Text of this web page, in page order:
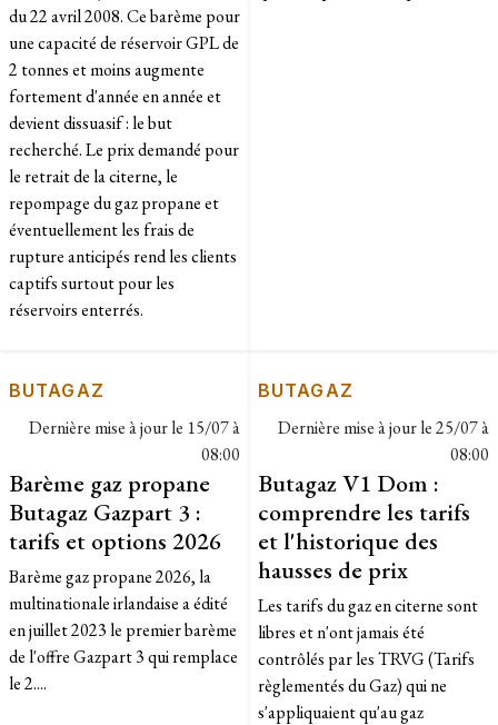
du 22 avril 2008. Ce barème pour
une capacité de réservoir GPL de
2 tonnes et moins augmente
fortement d'année en année et
devient dissuasif : le but
recherché. Le prix demandé pour
le retrait de la citerne, le
repompage du gaz propane et
éventuellement les frais de
rupture anticipés rend les clients
captifs surtout pour les
réservoirs enterrés.
BUTAGAZ
Dernière mise à jour le 15/07 à
08:00
Barème gaz propane
Butagaz Gazpart 3 :
tarifs et options 2026
Barème gaz propane 2026, la
multinationale irlandaise a édité
en juillet 2023 le premier barème
de l'offre Gazpart 3 qui remplace
le 2....
BUTAGAZ
Dernière mise à jour le25/07 à
08:00
Butagaz V1 Dom :
comprendre les tarifs
et l'historique des
hausses de prix
Les tarifs du gaz en citerne sont
libres et n'ont jamais été
contrôlés par les TRVG (Tarifs
règlementés du Gaz) qui ne
s'appliquaient qu'au gaz